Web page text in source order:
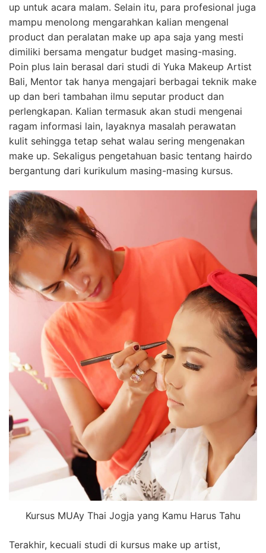
up untuk acara malam. Selain itu, para profesional juga
mampu menolong mengarahkan kalian mengenal
product dan peralatan make up apa saja yang mesti
dimiliki bersama mengatur budget masing-masing.
Poin plus lain berasal dari studi di Yuka Makeup Artist
Bali, Mentor tak hanya mengajari berbagai teknik make
up dan beri tambahan ilmu seputar product dan
perlengkapan. Kalian termasuk akan studi mengenai
ragam informasi lain, layaknya masalah perawatan
kulit sehingga tetap sehat walau sering mengenakan
make up. Sekaligus pengetahuan basic tentang hairdo
bergantung dari kurikulum masing-masing kursus.
Kursus MUAy Thai Jogja yang Kamu Harus Tahu
Terakhir, kecuali studi di kursus make up artist,